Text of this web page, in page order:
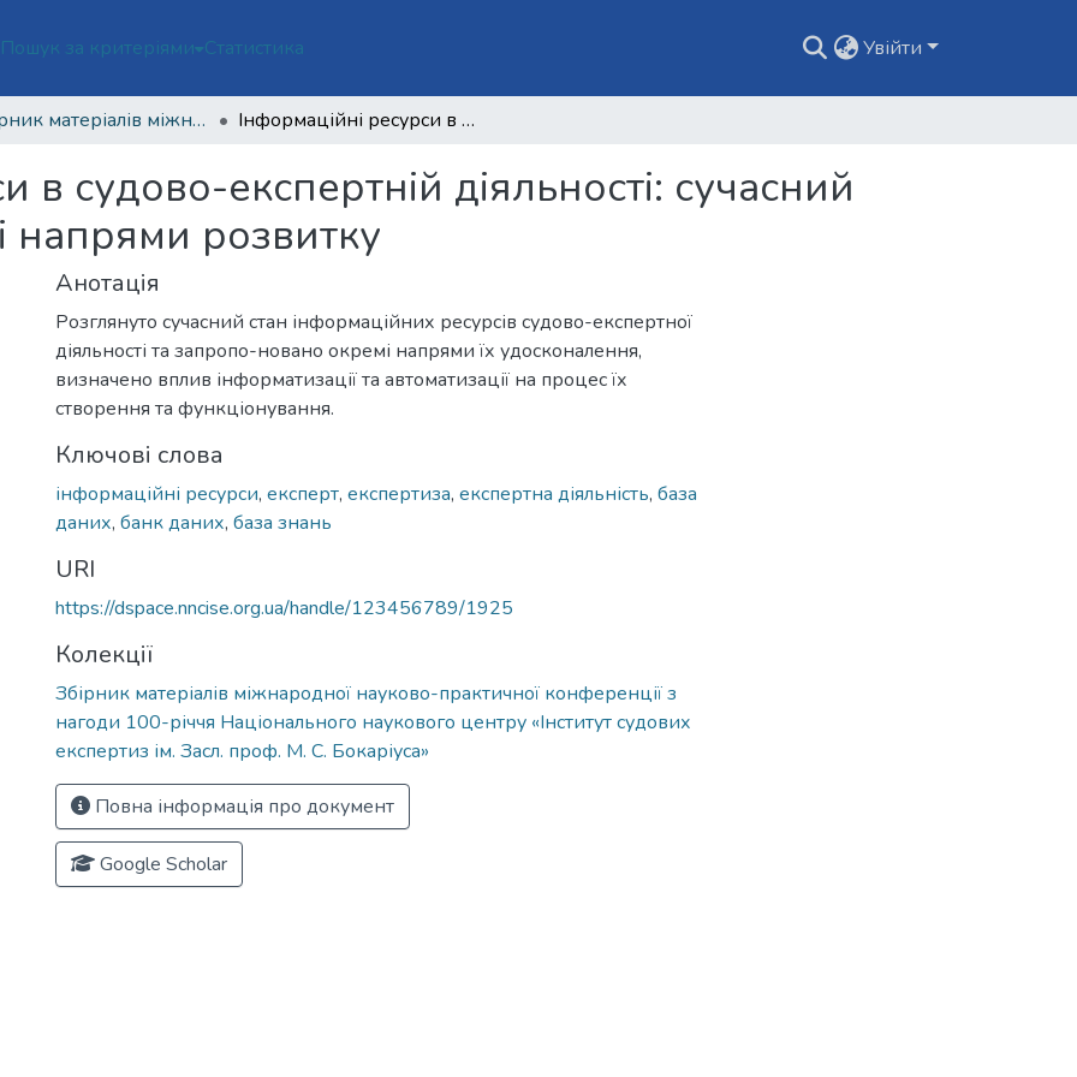
Пошук за критеріями Статистика Увійти
Збірник матеріалів міжнародної науково-практичної конференції з нагоди 100-річчя Національного наукового центру «Інститут судових експертиз ім. Засл. проф. М. С. Бокаріуса» Інформаційні ресурси в судово-експертній діяльності: сучасний стан та перспективні напрями розвитку
в судово-експертній діяльності: сучасний
напрями розвитку
Анотація
Розглянуто сучасний стан інформаційних ресурсів судово-експертної
діяльності та запропо-новано окремі напрями їх удосконалення,
визначено вплив інформатизації та автоматизації на процес їх
створення та функціонування.
Ключові слова
інформаційні ресурси, експерт, експертиза, експертна діяльність, база
даних, банк даних, база знань
URI
https://dspace.nncise.org.ua/handle/123456789/1925
Колекції
Збірник матеріалів міжнародної науково-практичної конференції з
нагоди 100-річчя Національного наукового центру «Інститут судових
експертиз ім. Засл. проф. М. С. Бокаріуса»
Повна інформація про документ
Google Scholar